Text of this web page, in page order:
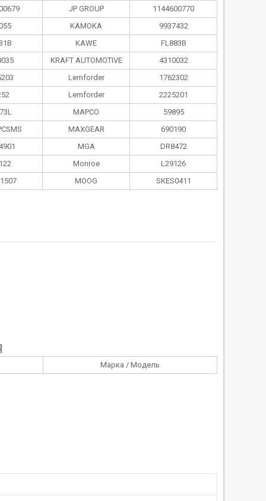
JP GROUP
1144600770
KAMOKA
9937432
KAWE
FL883B
KRAFT AUTOMOTIVE
4310032
Lemforder
1762302
Lemforder
2225201
MAPCO
59895
MAXGEAR
690190
MGA
DR8472
Monroe
L29126
MOOG SKES0411
Марка / Модель